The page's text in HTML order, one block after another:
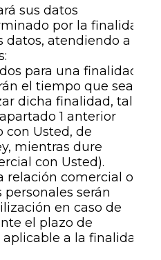
sus datos
por la finalidad
atendiendo a
para una finalidad
el tiempo que sea
dicha finalidad, tal y
1 anterior
con Usted, de
mientras dure
con Usted).
relación comercial o
serán
en caso de
el plazo de
a la finalidad